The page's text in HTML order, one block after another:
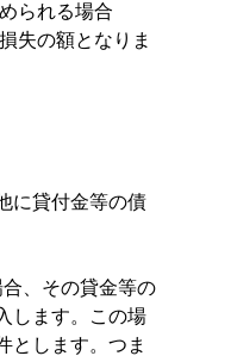
られる場合
失の額となりま
に貸付金等の債
、その貸金等の
します。この場
とします。つま